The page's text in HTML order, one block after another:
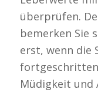
überprüfen.
bemerken Sie
erst, wenn die
Müdigkeit und